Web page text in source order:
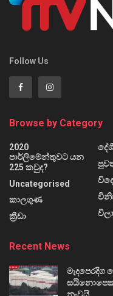
Follow Us
Browse by Category
2020
පාර්ලිමේන්තුවට යන
225 කවුද?
Uncategorised
කාලගුණ
ක්‍රීඩා
Recent News
මැදපෙරදිග
සයිනොපෙක්